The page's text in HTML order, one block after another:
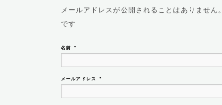
メールアドレスが公開されることはありませ
です
名前 *
メールアドレス*